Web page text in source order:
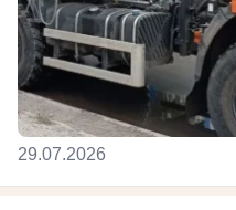
29.07.2026